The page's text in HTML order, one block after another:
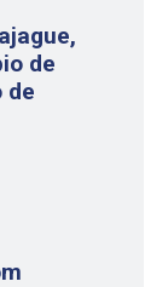
de
de